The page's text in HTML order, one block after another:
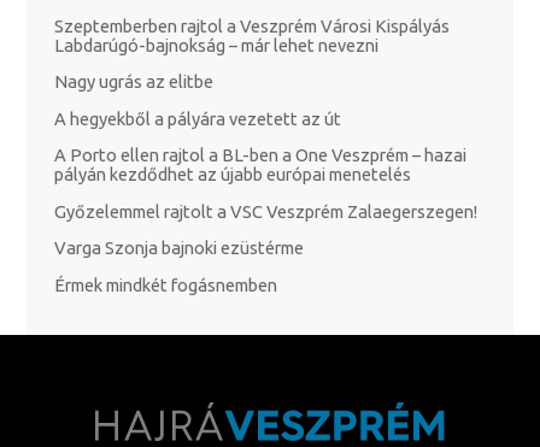
Szeptemberben rajtol a Veszprém Városi Kispályás
Labdarúgó-bajnokság – már lehet nevezni
Nagy ugrás az elitbe
A hegyekből a pályára vezetett az út
A Porto ellen rajtol a BL-ben a One Veszprém – hazai
pályán kezdődhet az újabb európai menetelés
Győzelemmel rajtolt a VSC Veszprém Zalaegerszegen!
Varga Szonja bajnoki ezüstérme
Érmek mindkét fogásnemben